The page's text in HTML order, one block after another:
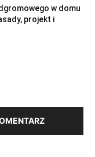
w domu
projekt i